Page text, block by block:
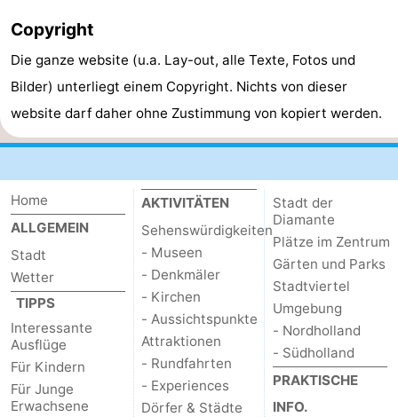
Geschichte
Stadt
der
Plätze
Zentrum
und
Stadtviertel
-
Nordholland
-
Südholland
Praktisch
Forum
Copyright
Die ganze website (u.a. Lay-out, alle Texte, Fotos und
Bilder) unterliegt einem Copyright. Nichts von dieser
website darf daher ohne Zustimmung von kopiert werden.
Home
ALLGEMEIN
Stadt
Wetter
TIPPS
Interessante
Ausflüge
Für Kindern
Für Junge
Erwachsene
AKTIVITÄTEN
Sehenswürdigkeiten
- Museen
- Denkmäler
- Kirchen
- Aussichtspunkte
Attraktionen
- Rundfahrten
- Experiences
Dörfer & Städte
Stadt der
Diamante
Plätze im Zentrum
Gärten und Parks
Stadtviertel
Umgebung
- Nordholland
- Südholland
PRAKTISCHE
INFO.